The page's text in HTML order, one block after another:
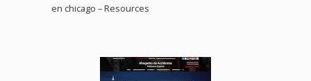
en chicago – Resources